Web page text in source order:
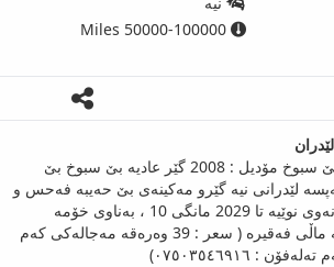
TATA 2008 تـــــاتــــا بێ سبوخ مۆدیل : 2008 گێر عادیە بێ سبوخ بێ
لێدرانی نیە گێرو مەکینەی بێ حەیبە فەحس و
هەزەی نوێیە 2025 سەنەوی نوێیە تا 2029 مانگی 10 ، بەناوی خۆمە
2ساڵ زیاترە لەی خۆمە ماڵی فەقیرە ( سعر : 39 وەرەقە مەجالەکی کەم
: ٠٧٥٠٣٥٤٦٩١٦)